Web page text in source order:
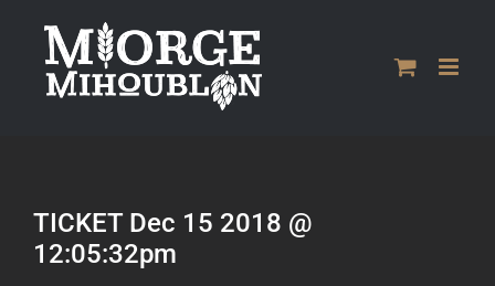
contenu
TICKET Dec 15 2018 @
12:05:32pm